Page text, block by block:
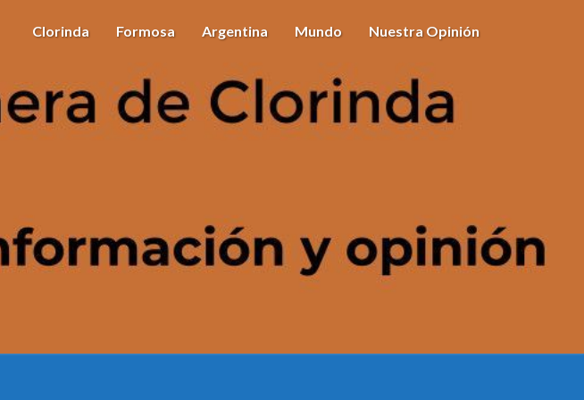
Clorinda Formosa Argentina Mundo Nuestra Opinión